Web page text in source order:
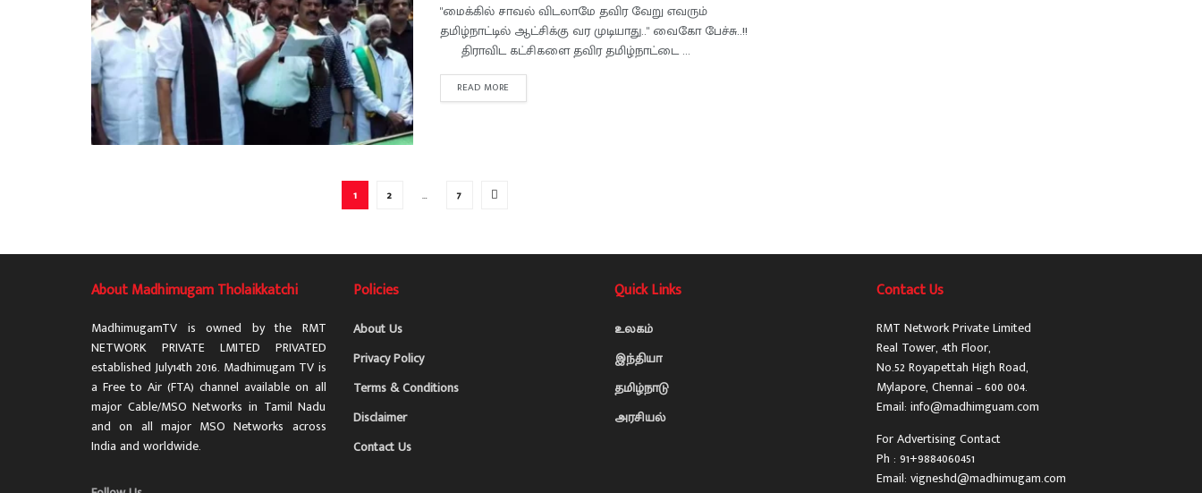
"மைக்கில் சாவல் விடலாமே தவிர வேறு எவரும்
தமிழ்நாட்டில் ஆட்சிக்கு வர முடியாது.." வைகோ பேச்சு..!!
திராவிட கட்சிகளை தவிர தமிழ்நாட்டை ...
READ MORE
1 2 … 7
About Madhimugam Tholaikkatchi
MadhimugamTV is owned by the RMT
NETWORK PRIVATE LMITED PRIVATED
established July14th 2016. Madhimugam TV is
a Free to Air (FTA) channel available on all
major Cable/MSO Networks in Tamil Nadu
and on all major MSO Networks across
India and worldwide.
Policies
About Us
Privacy Policy
Terms & Conditions
Disclaimer
Contact Us
Quick Links
உலகம்
இந்தியா
தமிழ்நாடு
அரசியல்
Contact Us
RMT Network Private Limited
Real Tower, 4th Floor,
No.52 Royapettah High Road,
Mylapore, Chennai – 600 004.
Email: info@madhimguam.com
For Advertising Contact
Ph : 91+9884060451
Email: vigneshd@madhimugam.com